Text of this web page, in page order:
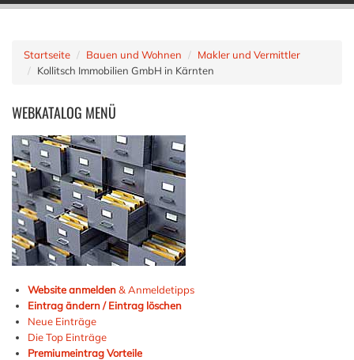
Startseite Bauen und Wohnen
Makler und Vermittler
Kollitsch Immobilien GmbH in Kärnten
WEBKATALOG MENÜ
Website anmelden& Anmeldetipps
Eintrag ändern / Eintrag löschen
Neue Einträge
Die Top Einträge
Premiumeintrag Vorteile